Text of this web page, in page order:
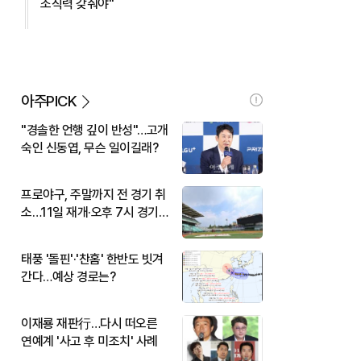
조직력 갖춰야"
아주PICK
"경솔한 언행 깊이 반성"…고개
숙인 신동엽, 무슨 일이길래?
프로야구, 주말까지 전 경기 취
소…11일 재개·오후 7시 경기
태풍 '돌핀'·'찬홈' 한반도 빗겨
간다…예상 경로는?
이재룡 재판行…다시 떠오른
연예계 '사고 후 미조치' 사례